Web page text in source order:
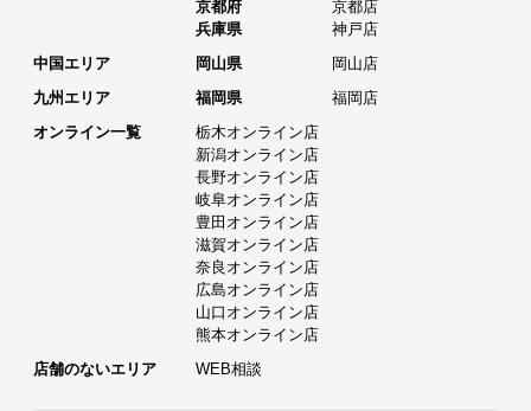
京都府
京都店
兵庫県
神戸店
中国エリア
岡山県
岡山店
九州エリア
福岡県
福岡店
オンライン一覧
栃木オンライン店
新潟オンライン店
長野オンライン店
岐阜オンライン店
豊田オンライン店
滋賀オンライン店
奈良オンライン店
広島オンライン店
山口オンライン店
熊本オンライン店
店舗のないエリア
WEB相談